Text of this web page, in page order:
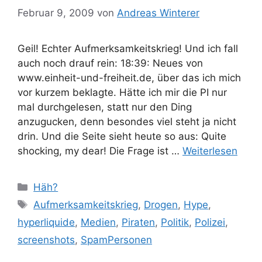
Februar 9, 2009 von Andreas Winterer
Geil! Echter Aufmerksamkeitskrieg! Und ich fall
auch noch drauf rein: 18:39: Neues von
www.einheit-und-freiheit.de, über das ich mich
vor kurzem beklagte. Hätte ich mir die PI nur
mal durchgelesen, statt nur den Ding
anzugucken, denn besondes viel steht ja nicht
drin. Und die Seite sieht heute so aus: Quite
shocking, my dear! Die Frage ist … Weiterlesen
Kategorien
Häh?
Schlagwörter
Aufmerksamkeitskrieg, Drogen, Hype,
hyperliquide, Medien, Piraten, Politik, Polizei,
screenshots, SpamPersonen